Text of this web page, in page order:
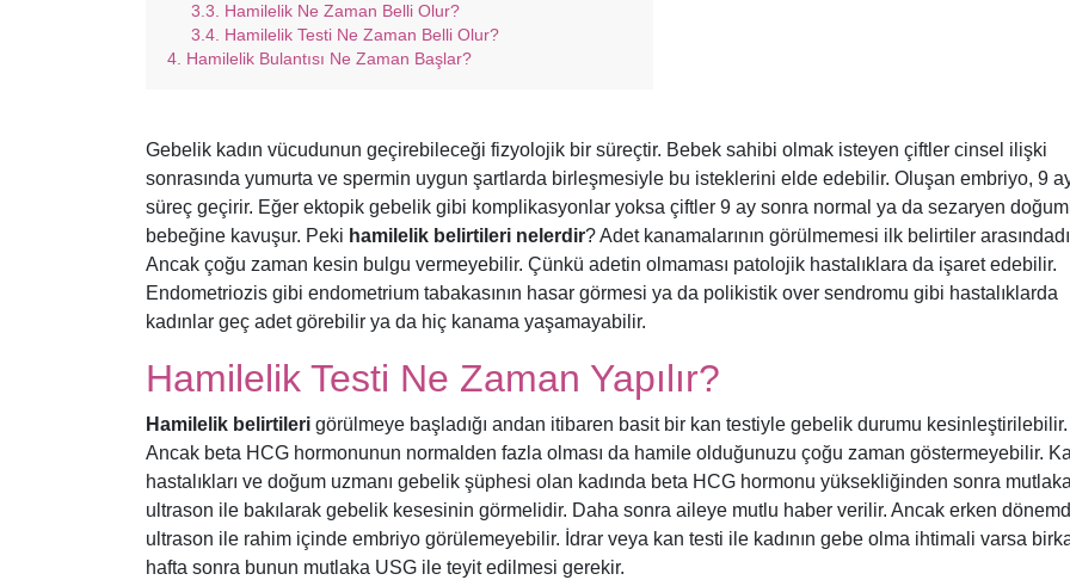
Hamilelik Ne Zaman Belli Olur?
Hamilelik Testi Ne Zaman Belli Olur?
Hamilelik Bulantısı Ne Zaman Başlar?
Gebelik kadın vücudunun geçirebileceği fizyolojik bir süreçtir. Bebek sahibi olmak isteyen çiftler cinsel ilişki
sonrasında yumurta ve spermin uygun şartlarda birleşmesiyle bu isteklerini elde edebilir. Oluşan embriyo, 9
süreç geçirir. Eğer ektopik gebelik gibi komplikasyonlar yoksa çiftler 9 ay sonra normal ya da sezaryen
bebeğine kavuşur. Peki hamilelik belirtileri nelerdir? Adet kanamalarının görülmemesi ilk belirtiler
Ancak çoğu zaman kesin bulgu vermeyebilir. Çünkü adetin olmaması patolojik hastalıklara da işaret edebilir.
Endometriozis gibi endometrium tabakasının hasar görmesi ya da polikistik over sendromu gibi hastalıklarda
kadınlar geç adet görebilir ya da hiç kanama yaşamayabilir.
Hamilelik Testi Ne Zaman Yapılır?
Hamilelik belirtileri görülmeye başladığı andan itibaren basit bir kan testiyle gebelik durumu kesinleştirilebilir.
Ancak beta HCG hormonunun normalden fazla olması da hamile olduğunuzu çoğu zaman göstermeyebilir.
hastalıkları ve doğum uzmanı gebelik şüphesi olan kadında beta HCG hormonu yüksekliğinden sonra mutlaka
ultrason ile bakılarak gebelik kesesinin görmelidir. Daha sonra aileye mutlu haber verilir. Ancak erken
ultrason ile rahim içinde embriyo görülemeyebilir. İdrar veya kan testi ile kadının gebe olma ihtimali varsa
hafta sonra bunun mutlaka USG ile teyit edilmesi gerekir.